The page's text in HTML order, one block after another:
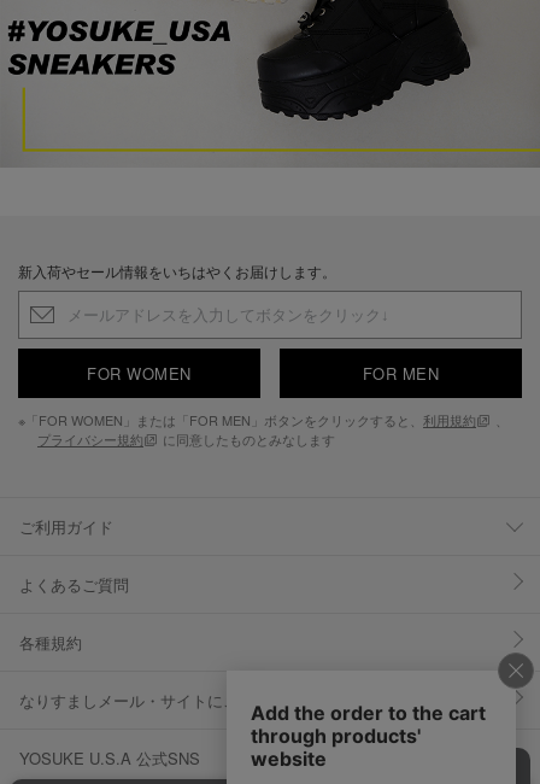
新入荷やセール情報をいちはやくお届けします。
FOR WOMEN FOR MEN
※「FOR WOMEN」または「FOR MEN」ボタンをクリックすると、 利用規約
プライバシー規約
に同意したものとみなします
ご利用ガイド
よくあるご質問
各種規約
なりすましメール・サイトにご注意ください
YOSUKE U.S.A 公式SNS